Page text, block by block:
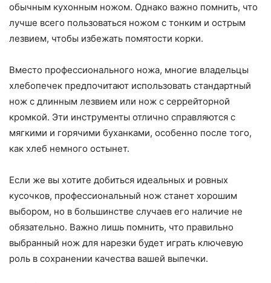
обычным кухонным ножом. Однако важно помнить, что
лучше всего пользоваться ножом с тонким и острым
лезвием, чтобы избежать помятости корки.
Вместо профессионального ножа, многие владельцы
хлебопечек предпочитают использовать стандартный
нож с длинным лезвием или нож с серрейторной
кромкой. Эти инструменты отлично справляются с
мягкими и горячими буханками, особенно после того,
как хлеб немного остынет.
Если же вы хотите добиться идеальных и ровных
кусочков, профессиональный нож станет хорошим
выбором, но в большинстве случаев его наличие не
обязательно. Важно лишь помнить, что правильно
выбранный нож для нарезки будет играть ключевую
роль в сохранении качества вашей выпечки.